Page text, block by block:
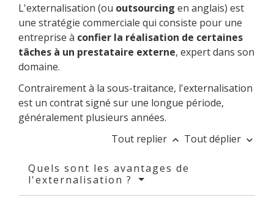
L'externalisation (ou outsourcing en anglais) est
une stratégie commerciale qui consiste pour une
entreprise à confier la réalisation de certaines
tâches à un prestataire externe, expert dans son
domaine.
Contrairement à la sous-traitance, l'externalisation
est un contrat signé sur une longue période,
généralement plusieurs années.
Tout replier keyboard_arrow_up Tout déplier keyboard_arrow_down
Quels sont les avantages de
l'externalisation ?